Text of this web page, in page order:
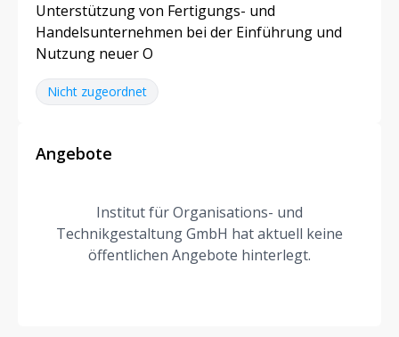
Unterstützung von Fertigungs- und
Handelsunternehmen bei der Einführung und
Nutzung neuer O
Nicht zugeordnet
Angebote
Institut für Organisations- und
Technikgestaltung GmbH hat aktuell keine
öffentlichen Angebote hinterlegt.